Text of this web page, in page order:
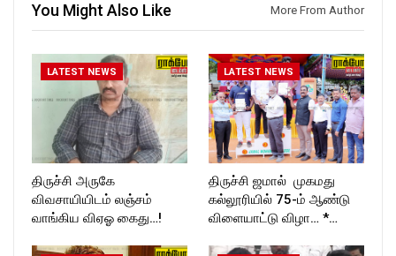
You Might Also Like More From Author
LATEST NEWS
திருச்சி அருகே
விவசாயியிடம் லஞ்சம்
வாங்கிய விஏஓ கைது…!
LATEST NEWS
திருச்சி ஜமால் முகமது
கல்லூரியில் 75-ம் ஆண்டு
விளையாட்டு விழா… *…